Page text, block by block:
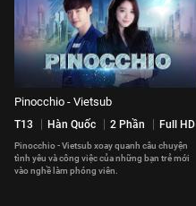
Pinocchio - Vietsub
T13 Hàn Quốc 2 Phần Full HD
Pinocchio - Vietsub xoay quanh câu chuyện
tình yêu và công việc của những bạn trẻ mới
vào nghề làm phóng viên.